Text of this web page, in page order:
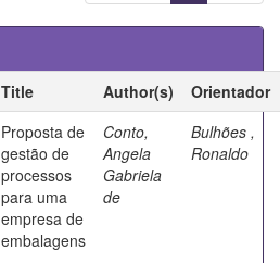
Title Author(s)
Orientador
Proposta de
gestão de
processos
para uma
empresa de
embalagens
Conto,
Angela
Gabriela
de
Bulhões ,
Ronaldo